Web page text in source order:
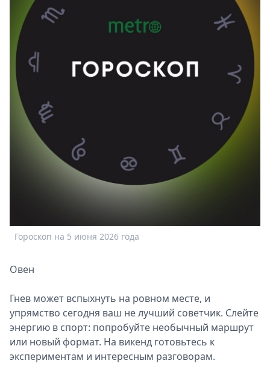
О
Спецпроекты
Звезды
Гороскоп на 5 июня 2026 года
Овен
Гнев может вспыхнуть на ровном месте, и
упрямство сегодня ваш не лучший советчик. Слейте
энергию в спорт: попробуйте необычный маршрут
или новый формат. На викенд готовьтесь к
экспериментам и интересным разговорам.